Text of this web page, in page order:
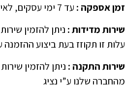
זמן אספקה : עד 7 ימי עסקים, לאיסוף עצמאי יש לציין ב”הערות” בהזמנה
שירות מדידות:
עלות זו תקוזז בעת ביצוע ההזמנה
שירות התקנה : ניתן להזמין
מהחברה שלנו ע”י נציג